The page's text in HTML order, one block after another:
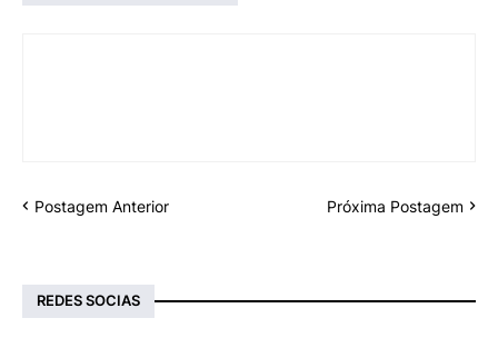
Postagem Anterior Próxima Postagem
REDES SOCIAS